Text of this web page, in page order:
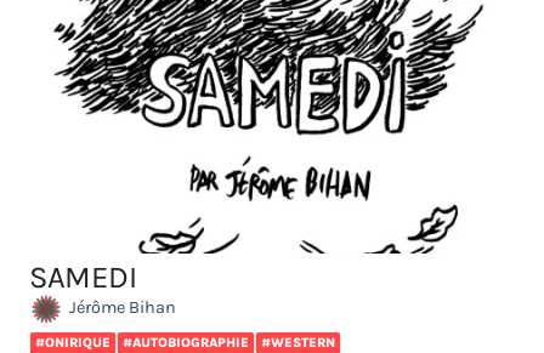
SAMEDI
Jérôme Bihan
#ONIRIQUE #AUTOBIOGRAPHIE #WESTERN